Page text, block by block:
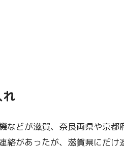
などが滋賀、奈良両県や京都
絡があったが、滋賀県にだけ